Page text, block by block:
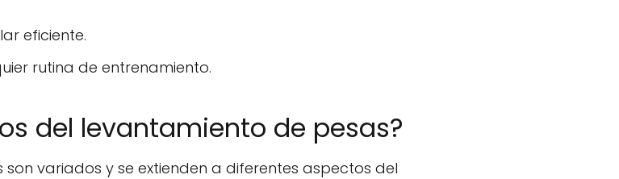
eficiente.
rutina de entrenamiento.
del levantamiento de pesas?
variados y se extienden a diferentes aspectos del